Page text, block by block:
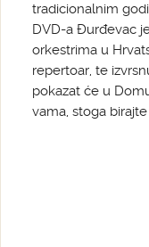
tradicionalnim
DVD-a Đurđevac
orkestrima u
repertoar, te
pokazat će u
vama, stoga